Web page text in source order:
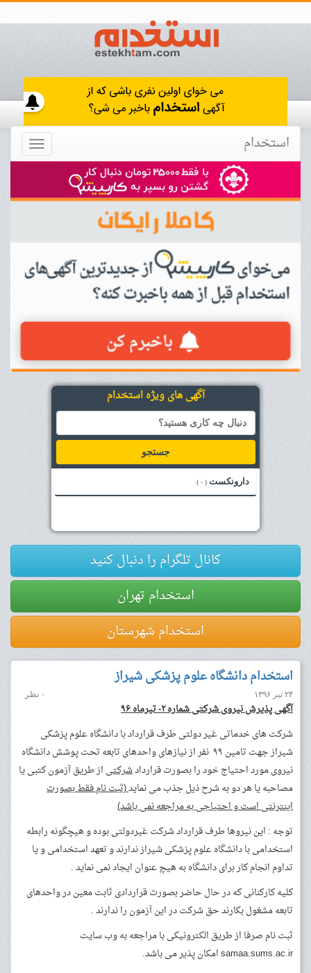
Toggle استخدام
آگهی های ویژه استخدام
جستجو
دارونکست ( - )
کانال تلگرام را دنبال کنید
استخدام تهران
استخدام شهرستان
استخدام دانشگاه علوم پزشکی شیراز
۲۴ تیر ۱۳۹۶ ۰ نظر
آگهی پذیرش نیروی شرکتی شماره ۲- تیرماه ۹۶
شرکت های خدماتی غیر دولتی طرف قرارداد با دانشگاه علوم پزشکی
شیراز جهت تامین ۹۹ نفر از نیازهای واحدهای تابعه تحت پوشش دانشگاه
نیروی مورد احتیاج خود را بصورت قراردادشرکتی از طریق آزمون کتبی یا
مصاحبه یا هر دو به شرح ذیل جذب می نماید(ثبت نام فقط بصورت
اینترنتی است و احتیاجی به مراجعه نمی باشد)
توجه : این نیروها طرف قرارداد شرکت غیردولتی بوده و هیچگونه رابطه
استخدامی با دانشگاه علوم پزشکی شیراز ندارند و تعهد استخدامی و یا
تداوم انجام کار برای دانشگاه به هیچ عنوان ایجاد نمی نماید .
کلیه کارکنانی که در حال حاضر بصورت قراردادی ثابت معین در واحدهای
تابعه مشغول بکارند حق شرکت در این آزمون را ندارند .
ثبت نام صرفا از طریق الکترونیکی با مراجعه به وب سایت
samaa.sums.ac.ir امکان پذیر می باشد.